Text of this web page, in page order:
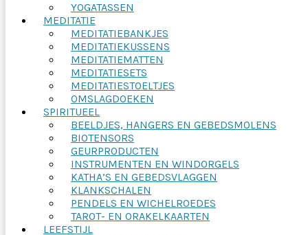
YOGATASSEN
MEDITATIE
MEDITATIEBANKJES
MEDITATIEKUSSENS
MEDITATIEMATTEN
MEDITATIESETS
MEDITATIESTOELTJES
OMSLAGDOEKEN
SPIRITUEEL
BEELDJES, HANGERS EN GEBEDSMOLENS
BIOTENSORS
GEURPRODUCTEN
INSTRUMENTEN EN WINDORGELS
KATHA’S EN GEBEDSVLAGGEN
KLANKSCHALEN
PENDELS EN WICHELROEDES
TAROT- EN ORAKELKAARTEN
LEEFSTIJL